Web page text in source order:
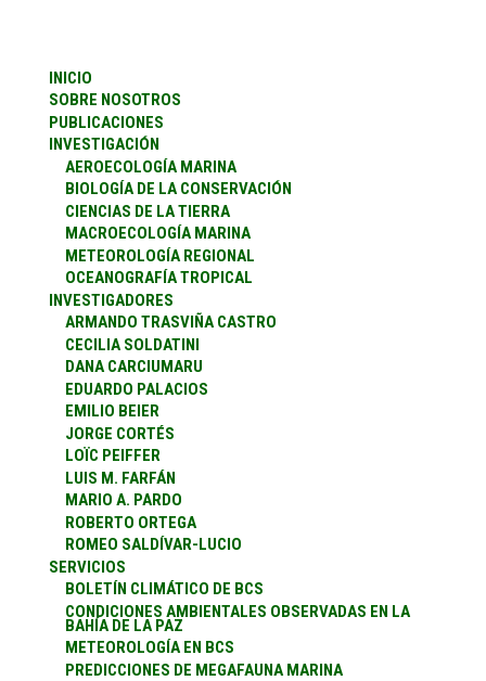
INICIO
SOBRE NOSOTROS
PUBLICACIONES
INVESTIGACIÓN
AEROECOLOGÍA MARINA
BIOLOGÍA DE LA CONSERVACIÓN
CIENCIAS DE LA TIERRA
MACROECOLOGÍA MARINA
METEOROLOGÍA REGIONAL
OCEANOGRAFÍA TROPICAL
INVESTIGADORES
ARMANDO TRASVIÑA CASTRO
CECILIA SOLDATINI
DANA CARCIUMARU
EDUARDO PALACIOS
EMILIO BEIER
JORGE CORTÉS
LOÏC PEIFFER
LUIS M. FARFÁN
MARIO A. PARDO
ROBERTO ORTEGA
ROMEO SALDÍVAR-LUCIO
SERVICIOS
BOLETÍN CLIMÁTICO DE BCS
CONDICIONES AMBIENTALES OBSERVADAS EN LA
BAHÍA DE LA PAZ
METEOROLOGÍA EN BCS
PREDICCIONES DE MEGAFAUNA MARINA